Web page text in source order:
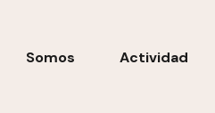
Somos Actividad